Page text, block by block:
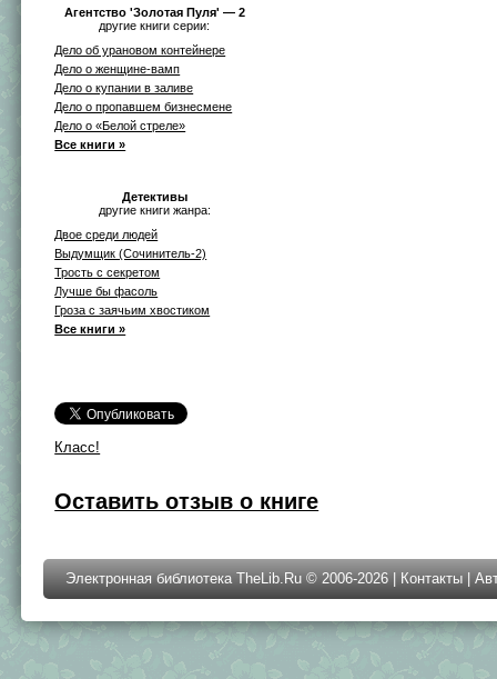
Агентство 'Золотая Пуля' — 2
другие книги серии:
Дело об урановом контейнере
Дело о женщине-вамп
Дело о купании в заливе
Дело о пропавшем бизнесмене
Дело о «Белой стреле»
Все книги »
Детективы
другие книги жанра:
Двое среди людей
Выдумщик (Сочинитель-2)
Трость с секретом
Лучше бы фасоль
Гроза с заячьим хвостиком
Все книги »
Класс!
Оставить отзыв о книге
Электронная библиотека TheLib.Ru © 2006-2026 | Контакты |